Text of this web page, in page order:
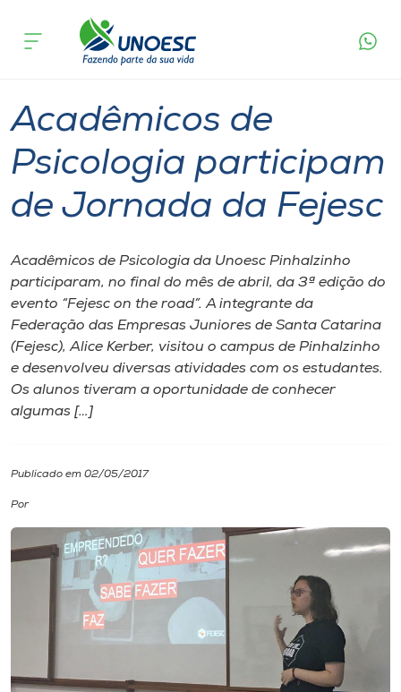
Cursos
Pesquisa
Atendimento ao Estudante
Portal de Ensino
A
Unoesc
Internacionalização
Cultura
acontece
Acadêmicos de
Psicologia participam
de Jornada da Fejesc
Acadêmicos de Psicologia da Unoesc Pinhalzinho
participaram, no final do mês de abril, da 3ª edição do
evento “Fejesc on the road”. A integrante da
Federação das Empresas Juniores de Santa Catarina
(Fejesc), Alice Kerber, visitou o campus de Pinhalzinho
e desenvolveu diversas atividades com os estudantes.
Os alunos tiveram a oportunidade de conhecer
algumas […]
Publicado em 02/05/2017
Por